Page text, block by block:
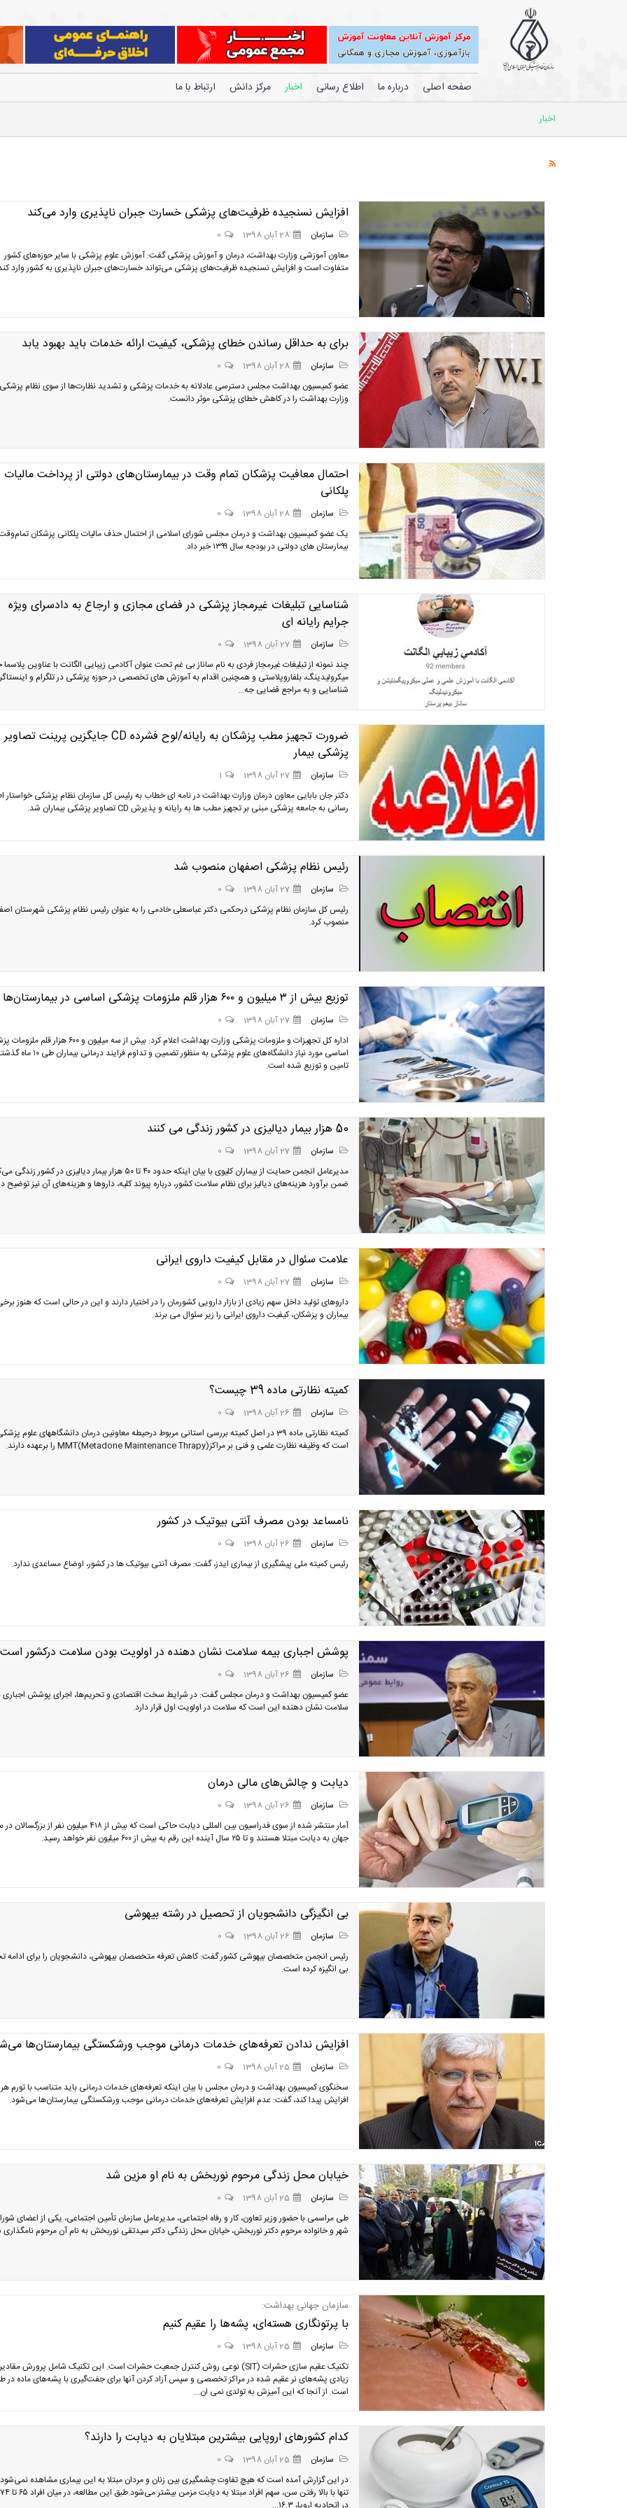
صفحه اصلی درباره ما اطلاع رسانی اخبار مرکز دانش ارتباط با ما
اخبار
افزایش نسنجیده ظرفیت‌های پزشکی خسارت جبران ناپذیری وارد می‌کند
سازمان 28 آبان 1398
0
معاون آموزشی وزارت بهداشت، درمان و آموزش پزشکی گفت: آموزش علوم پزشکی با سایر حوزه‌های کشور
متفاوت است و افزایش نسنجیده ظرفیت‌های پزشکی می‌تواند خسارت‌های جبران ناپذیری به کشور وارد
برای به حداقل رساندن خطای پزشکی، کیفیت ارائه خدمات باید بهبود یابد
سازمان 28 آبان 1398
0
عضو کمیسیون بهداشت مجلس دسترسی عادلانه به خدمات پزشکی و تشدید نظارت‌ها از سوی نظام
وزارت بهداشت را در کاهش خطای پزشکی موثر دانست.
احتمال معافیت پزشکان تمام وقت در بیمارستان‌های دولتی از پرداخت مالیات
پلکانی
سازمان 28 آبان 1398
0
یک عضو کمیسیون بهداشت و درمان مجلس شورای اسلامی از احتمال حذف مالیات پلکانی پزشکان
بیمارستان های دولتی در بودجه سال ۱۳۹۹ خبر داد.
شناسایی تبلیغات غیرمجاز پزشکی در فضای مجازی و ارجاع به دادسرای ویژه
جرایم رایانه ای
سازمان 27 آبان 1398
0
چند نمونه از تبلیغات غیرمجاز فردی به نام ساناز بی غم تحت عنوان آکادمی زیبایی الگانت با عناوین
میکرولیدینگ، بلفاروپلاستی و همچنین اقدام به آموزش های تخصصی در حوزه پزشکی در تلگرام و
شناسایی و به مراجع قضایی جه...
ضرورت تجهیز مطب پزشکان به رایانه/لوح فشرده CD جایگزین پرینت تصاویر
پزشکی بیمار
سازمان 27 آبان 1398
1
دکتر جان بابایی معاون درمان وزارت بهداشت در نامه ای خطاب به رئیس کل سازمان نظام پزشکی خواستار
رسانی به جامعه پزشکی مبنی بر تجهیز مطب ها به رایانه و پذیرش CD تصاویر پزشکی بیماران شد.
رئیس نظام پزشکی اصفهان منصوب شد
سازمان 27 آبان 1398
0
رئیس کل سازمان نظام پزشکی درحکمی دکتر عباسعلی خادمی را به عنوان رئیس نظام پزشکی شهرستان
منصوب کرد.
توزیع بیش از ۳ میلیون و ۶۰۰ هزار قلم ملزومات پزشکی اساسی در بیمارستان‌ها
سازمان 27 آبان 1398
0
اداره کل تجهیزات و ملزومات پزشکی وزارت بهداشت اعلام کرد: بیش از سه میلیون و ۶۰۰
اساسی مورد نیاز دانشگاه‌های علوم پزشکی به منظور تضمین و تداوم فرایند درمانی
تامین و توزیع شده است.
50 هزار بیمار دیالیزی در کشور زندگی می کنند
سازمان 27 آبان 1398
0
مدیرعامل انجمن حمایت از بیماران کلیوی با بیان اینکه حدود ۴۰ تا ۵۰ هزار بیمار دیالیزی در کشور
ضمن برآورد هزینه‌های دیالیز برای نظام سلامت کشور، درباره پیوند کلیه، داروها و هزینه‌های آن نیز توضیح
علامت سئوال در مقابل کیفیت داروی ایرانی
سازمان 27 آبان 1398
0
داروهای تولید داخل سهم زیادی از بازار دارویی کشورمان را در اختیار دارند و این در حالی است که هنوز
بیماران و پزشکان، کیفیت داروی ایرانی را زیر سئوال می برند.
کمیته نظارتی ماده 39 چیست؟
سازمان 26 آبان 1398
0
کمیته نظارتی ماده 39 در اصل کمیته بررسی استانی مربوط درحیطه معاونین درمان دانشگاههای علوم
است که وظیفه نظارت علمی و فنی بر مراکزMMT(Metadone Maintenance Thrapy) را برعهده دارند.
نامساعد بودن مصرف آنتی بیوتیک در کشور
سازمان 26 آبان 1398
0
رئیس کمیته ملی پیشگیری از بیماری ایدز، گفت: مصرف آنتی بیوتیک ها در کشور، اوضاع مساعدی ندارد.
پوشش اجباری بیمه سلامت نشان دهنده در اولویت بودن سلامت درکشور است
سازمان 26 آبان 1398
0
عضو کمیسیون بهداشت و درمان مجلس گفت: در شرایط سخت اقتصادی و تحریم‌ها، اجرای پوشش اجباری
سلامت نشان دهنده این است که سلامت در اولویت اول قرار دارد.
دیابت و چالش‌های مالی درمان
سازمان 26 آبان 1398
0
آمار منتشر شده از سوی فدراسیون بین المللی دیابت حاکی است که بیش از ۴۱۸ میلیون نفر از
جهان به دیابت مبتلا هستند و تا ۲۵ سال آینده این رقم به بیش از ۶۰۰ میلیون نفر خواهد رسید.
بی انگیزگی دانشجویان از تحصیل در رشته بیهوشی
سازمان 26 آبان 1398
0
رئیس انجمن متخصصان بیهوشی کشور گفت: کاهش تعرفه متخصصان بیهوشی، دانشجویان را برای ادامه
بی انگیزه کرده است.
افزایش ندادن تعرفه‌های خدمات درمانی موجب ورشکستگی بیمارستان‌ها
سازمان 25 آبان 1398
0
سخنگوی کمیسیون بهداشت و درمان مجلس با بیان اینکه تعرفه‌های خدمات درمانی باید متناسب با تورم
افزایش پیدا کند، گفت: عدم افزایش تعرفه‌های خدمات درمانی موجب ورشکستگی بیمارستان‌ها می‌شود.
خیابان محل زندگی مرحوم نوربخش به نام او مزین شد
سازمان 25 آبان 1398
0
طی مراسمی با حضور وزیر تعاون، کار و رفاه اجتماعی، مدیرعامل سازمان تأمین اجتماعی، یکی از اعضای
شهر و خانواده مرحوم دکتر نوربخش، خیابان محل زندگی دکتر سیدتقی نوربخش به نام آن مرحوم
سازمان جهانی بهداشت:
با پرتونگاری هسته‌ای، پشه‌ها را عقیم کنیم
سازمان 25 آبان 1398
0
تکنیک عقیم سازی حشرات (SIT) نوعی روش کنترل جمعیت حشرات است. این تکنیک شامل پرورش مقادیر
زیادی پشه‌های نر عقیم شده در مراکز تخصصی و سپس آزاد کردن آنها برای جفت‌گیری با پشه‌های ماده در
است. از آنجا که این آمیزش به تولدی نمی ان...
کدام کشورهای اروپایی بیشترین مبتلایان به دیابت را دارند؟
سازمان 25 آبان 1398
0
در این گزارش آمده است که هیچ تفاوت چشمگیری بین زنان و مردان مبتلا به این بیماری مشاهده نمی‌شود
در اتحادیه اروپا، ۱۶.۳...